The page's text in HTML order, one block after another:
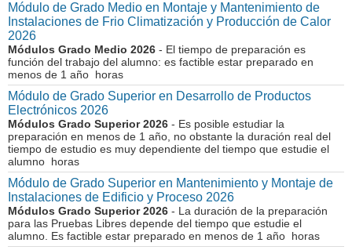
Módulo de Grado Medio en Montaje y Mantenimiento de
Instalaciones de Frio Climatización y Producción de Calor
2026
Módulos Grado Medio 2026 - El tiempo de preparación es
función del trabajo del alumno: es factible estar preparado en
menos de 1 año horas
Módulo de Grado Superior en Desarrollo de Productos
Electrónicos 2026
Módulos Grado Superior 2026 - Es posible estudiar la
preparación en menos de 1 año, no obstante la duración real del
tiempo de estudio es muy dependiente del tiempo que estudie el
alumno horas
Módulo de Grado Superior en Mantenimiento y Montaje de
Instalaciones de Edificio y Proceso 2026
Módulos Grado Superior 2026 - La duración de la preparación
para las Pruebas Libres depende del tiempo que estudie el
alumno. Es factible estar preparado en menos de 1 año horas